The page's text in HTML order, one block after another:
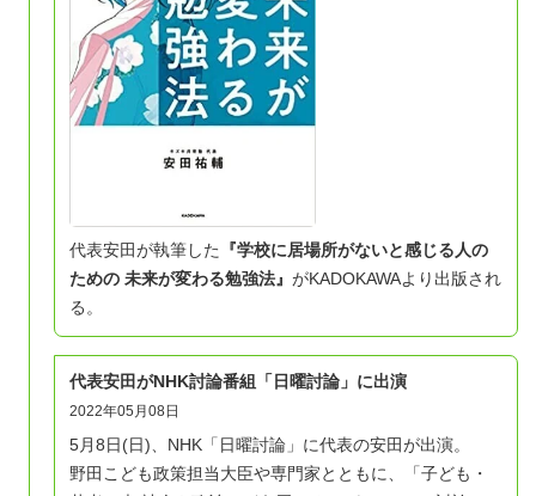
代表安田が執筆した
『学校に居場所がないと感じる人の
ための 未来が変わる勉強法』 がKADOKAWAより出版され
る。
代表安田がNHK討論番組「日曜討論」に出演
2022年05月08日
5月8日(日)、NHK「日曜討論」に代表の安田が出演。
野田こども政策担当大臣や専門家とともに、「子ども・